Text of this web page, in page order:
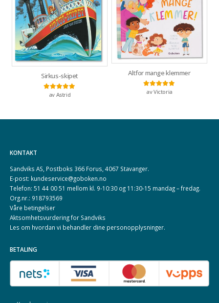
Sirkus-skipet
Vurdert5
av Astrid
Altfor mange klemmer
Vurdert5av 5
av Victoria
KONTAKT
Sandviks AS, Postboks 366 Forus, 4067 Stavanger.
E-post: kundeservice@goboken.no
Telefon: 51 44 00 51 mellom kl. 9-10:30 og 11:30-15 mandag – fredag.
Org.nr.: 918793569
Våre betingelser
Aktsomhetsvurdering for Sandviks
Les om hvordan vi behandler dine personopplysninger.
BETALING